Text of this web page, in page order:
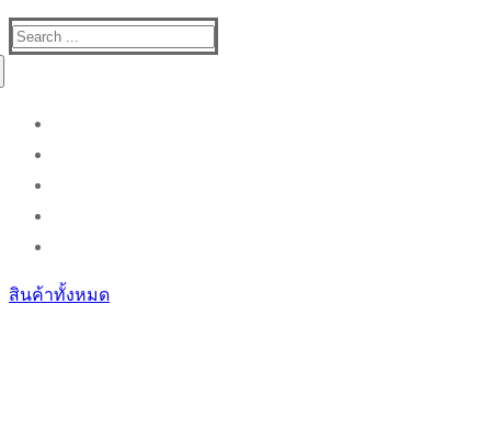
Search
สินค้าทั้งหมด